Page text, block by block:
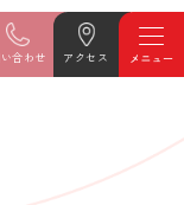
合わせ アクセス